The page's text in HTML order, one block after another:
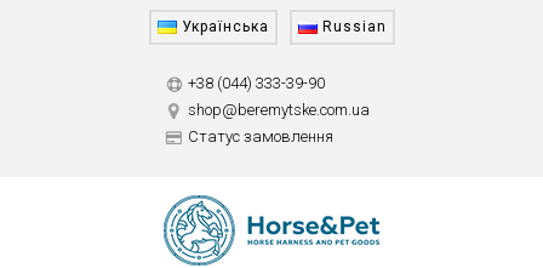
Українська Russian
+38 (044) 333-39-90
shop@beremytske.com.ua
Статус замовлення